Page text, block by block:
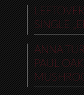
SINGLE
ANNA
PAUL